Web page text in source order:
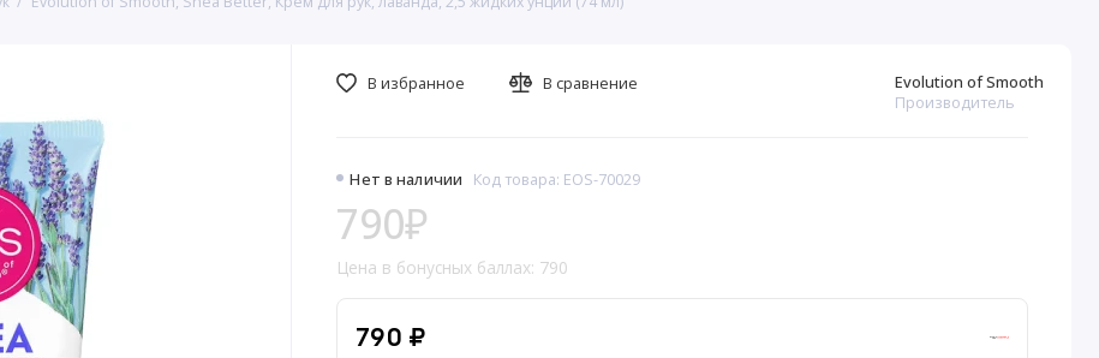
Нет в наличии Код товара: EOS-70029
Evolution of Smooth
Производитель
790₽
Цена в бонусных баллах: 790
790 ₽
В избранное В сравнение